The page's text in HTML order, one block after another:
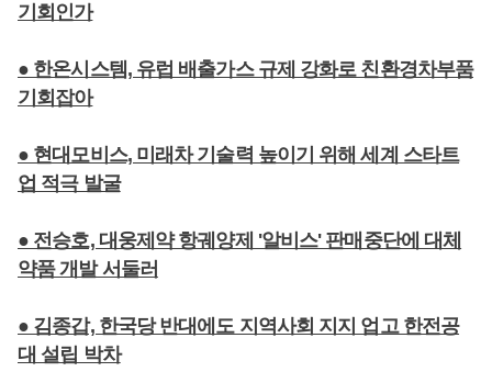
기회인가
● 한온시스템, 유럽 배출가스 규제 강화로 친환경차부품
기회잡아
● 현대모비스, 미래차 기술력 높이기 위해 세계 스타트
업 적극 발굴
● 전승호, 대웅제약 항궤양제 '알비스' 판매중단에 대체
약품 개발 서둘러
● 김종갑, 한국당 반대에도 지역사회 지지 업고 한전공
대 설립 박차